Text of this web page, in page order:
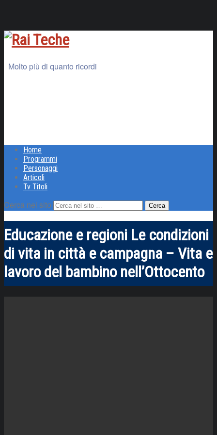
Molto più di quanto ricordi
Home
Programmi
Personaggi
Articoli
Tv Titoli
Cerca nel sito
Educazione e regioni Le condizioni
di vita in città e campagna – Vita e
lavoro del bambino nell’Ottocento